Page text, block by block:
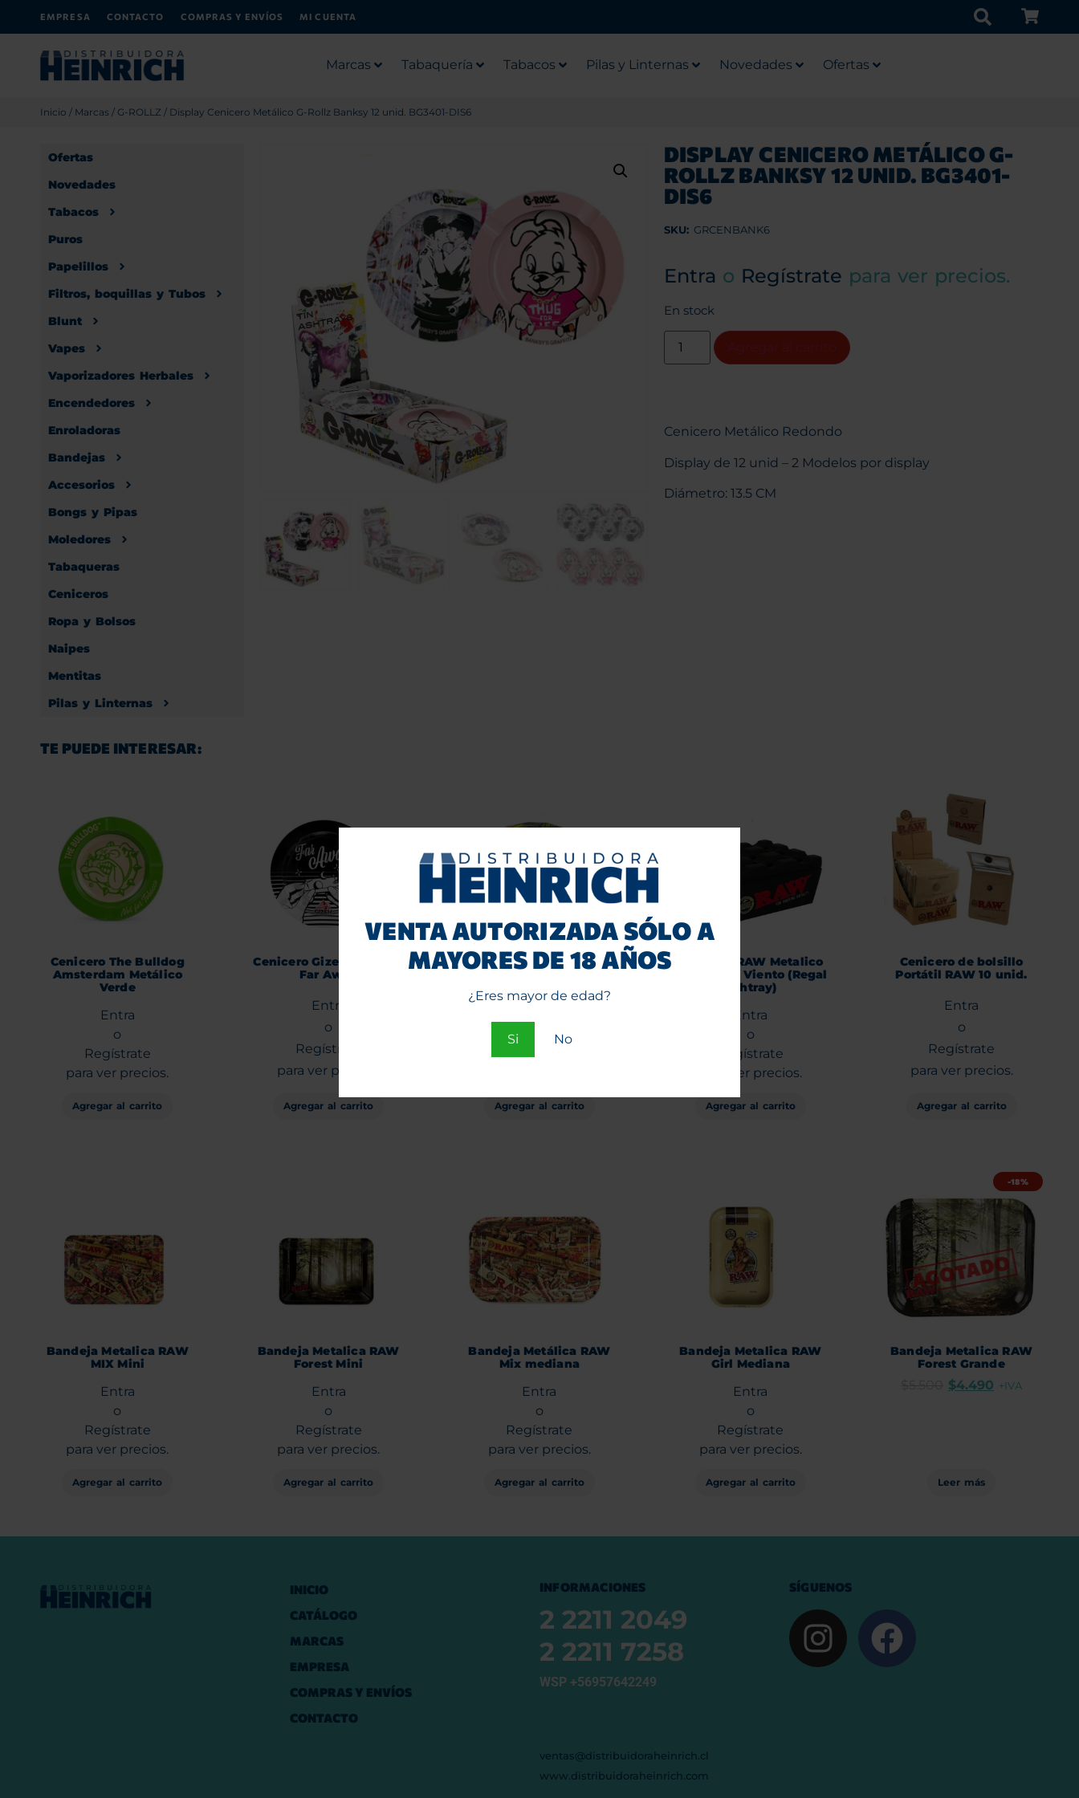
VENTA AUTORIZADA SÓLO A
MAYORES DE 18 AÑOS
¿Eres mayor de edad?
Si No
EMPRESA CONTACTO COMPRAS Y ENVÍOS MI CUENTA
Marcas Tabaquería Tabacos Pilas y Linternas Novedades Ofertas
Inicio / Marcas / G-ROLLZ / Display Cenicero Metálico G-Rollz Banksy 12 unid. BG3401-DIS6
Ofertas
Novedades
Tabacos
Puros
Papelillos
Filtros, boquillas y Tubos
Blunt
Vapes
Vaporizadores Herbales
Encendedores
Enroladoras
Bandejas
Accesorios
Bongs y Pipas
Moledores
Tabaqueras
Ceniceros
Ropa y Bolsos
Naipes
Mentitas
Pilas y Linternas
DISPLAY CENICERO METÁLICO G-
ROLLZ BANKSY 12 UNID. BG3401-
DIS6
SKU: GRCENBANK6
Entra o Regístrate para ver precios.
En stock
Cenicero Metálico Redondo
Display de 12 unid – 2 Modelos por display
Diámetro: 13.5 CM
TE PUEDE INTERESAR:
Cenicero The Bulldog
Amsterdam Metálico
Verde
Entra
o
Regístrate
para ver precios.
Agregar al carrito
Cenicero Gizeh Metalico
Far Away
Entra
o
Regístrate
para ver precios.
Agregar al carrito
Cenicero RAW Vidrio
Entra
Regístrate
Agregar al carrito
Cenicero RAW Metalico
Negro Anti Viento (Regal
Ashtray)
Entra
o
Regístrate
para ver precios.
Agregar al carrito
Cenicero de bolsillo
Portátil RAW 10 unid.
Entra
o
Regístrate
para ver precios.
Agregar al carrito
Bandeja Metalica RAW
MIX Mini
Entra
o
Regístrate
para ver precios.
Agregar al carrito
Bandeja Metalica RAW
Forest Mini
Entra
o
Regístrate
para ver precios.
Agregar al carrito
Bandeja Metálica RAW
Mix mediana
Entra
o
Regístrate
para ver precios.
Agregar al carrito
Bandeja Metalica RAW
Girl Mediana
Entra
o
Regístrate
para ver precios.
Agregar al carrito
-18%
Bandeja Metalica RAW
Forest Grande
$4.490 +IVA
Leer más
INICIO
CATÁLOGO
MARCAS
EMPRESA
COMPRAS Y ENVÍOS
CONTACTO
INFORMACIONES
2 2211 2049
2 2211 7258
WSP +56957642249
ventas@distribuidoraheinrich.cl
www.distribuidoraheinrich.com
SÍGUENOS